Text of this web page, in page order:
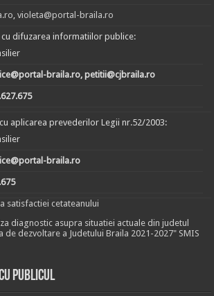
,violeta@portal-braila.ro
difuzarea informatiilor publice:
braila.ro, petitii@cjbraila.ro
aplicarea prevederilor Legii nr.52/2003:
braila.ro
satisfactiei cetateanului
diagnostic asupra situatiei actuale din judetul
de dezvoltare a Judetului Braila 2021-2027" SMIS
publicul